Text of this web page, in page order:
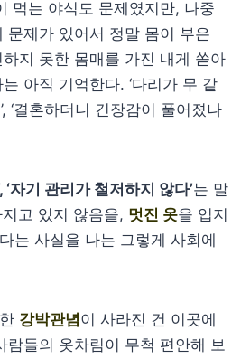
먹는 야식도 문제였지만, 나중
문제가 있어서 정말 몸이 부은
지 못한 몸매를 가진 내게 쏟아
아직 기억한다. ‘다리가 무 같
‘결혼하더니 긴장감이 풀어졌나
‘자기 관리가 철저하지 않다’는 말
고 있지 않음을, 멋진 옷을 입지
는 사실을 나는 그렇게 사회에
강박관념이 사라진 건 이곳에
람들의 옷차림이 무척 편안해 보